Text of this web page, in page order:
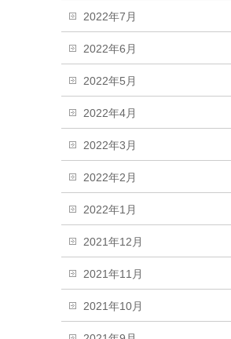
2022年7月
2022年6月
2022年5月
2022年4月
2022年3月
2022年2月
2022年1月
2021年12月
2021年11月
2021年10月